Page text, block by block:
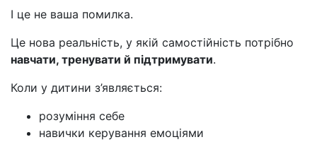
І це не ваша помилка.
Це нова реальність, у якій самостійність потрібно
навчати, тренувати й підтримувати.
Коли у дитини з’являється:
розуміння себе
навички керування емоціями